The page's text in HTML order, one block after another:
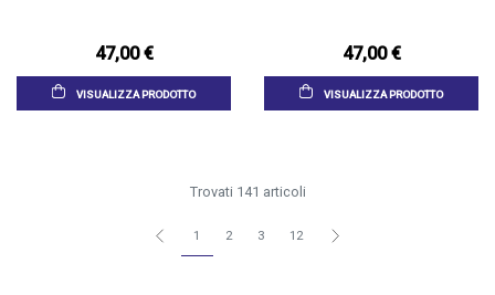
47,00 €
VISUALIZZA PRODOTTO
47,00 €
VISUALIZZA PRODOTTO
Trovati 141 articoli
1 2 3 12